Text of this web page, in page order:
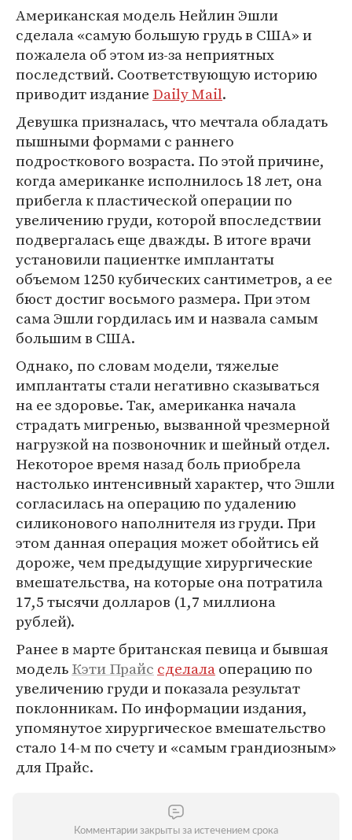
Американская модель Нейлин Эшли
сделала «самую большую грудь в США» и
пожалела об этом из-за неприятных
последствий. Соответствующую историю
приводит издание Daily Mail.
Девушка призналась, что мечтала обладать
пышными формами с раннего
подросткового возраста. По этой причине,
когда американке исполнилось 18 лет, она
прибегла к пластической операции по
увеличению груди, которой впоследствии
подвергалась еще дважды. В итоге врачи
установили пациентке имплантаты
объемом 1250 кубических сантиметров, а ее
бюст достиг восьмого размера. При этом
сама Эшли гордилась им и назвала самым
большим в США.
Однако, по словам модели, тяжелые
имплантаты стали негативно сказываться
на ее здоровье. Так, американка начала
страдать мигренью, вызванной чрезмерной
нагрузкой на позвоночник и шейный отдел.
Некоторое время назад боль приобрела
настолько интенсивный характер, что Эшли
согласилась на операцию по удалению
силиконового наполнителя из груди. При
этом данная операция может обойтись ей
дороже, чем предыдущие хирургические
вмешательства, на которые она потратила
17,5 тысячи долларов (1,7 миллиона
рублей).
Ранее в марте британская певица и бывшая
модельКэти Прайс сделалаоперацию по
увеличению груди и показала результат
поклонникам. По информации издания,
упомянутое хирургическое вмешательство
стало 14-м по счету и «самым грандиозным»
для Прайс.
Комментарии закрыты за истечением срока